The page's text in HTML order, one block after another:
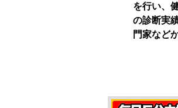
を行い、
の診断実
門家など